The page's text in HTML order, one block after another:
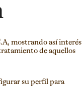
mostrando así interés
de aquellos
su perfil para